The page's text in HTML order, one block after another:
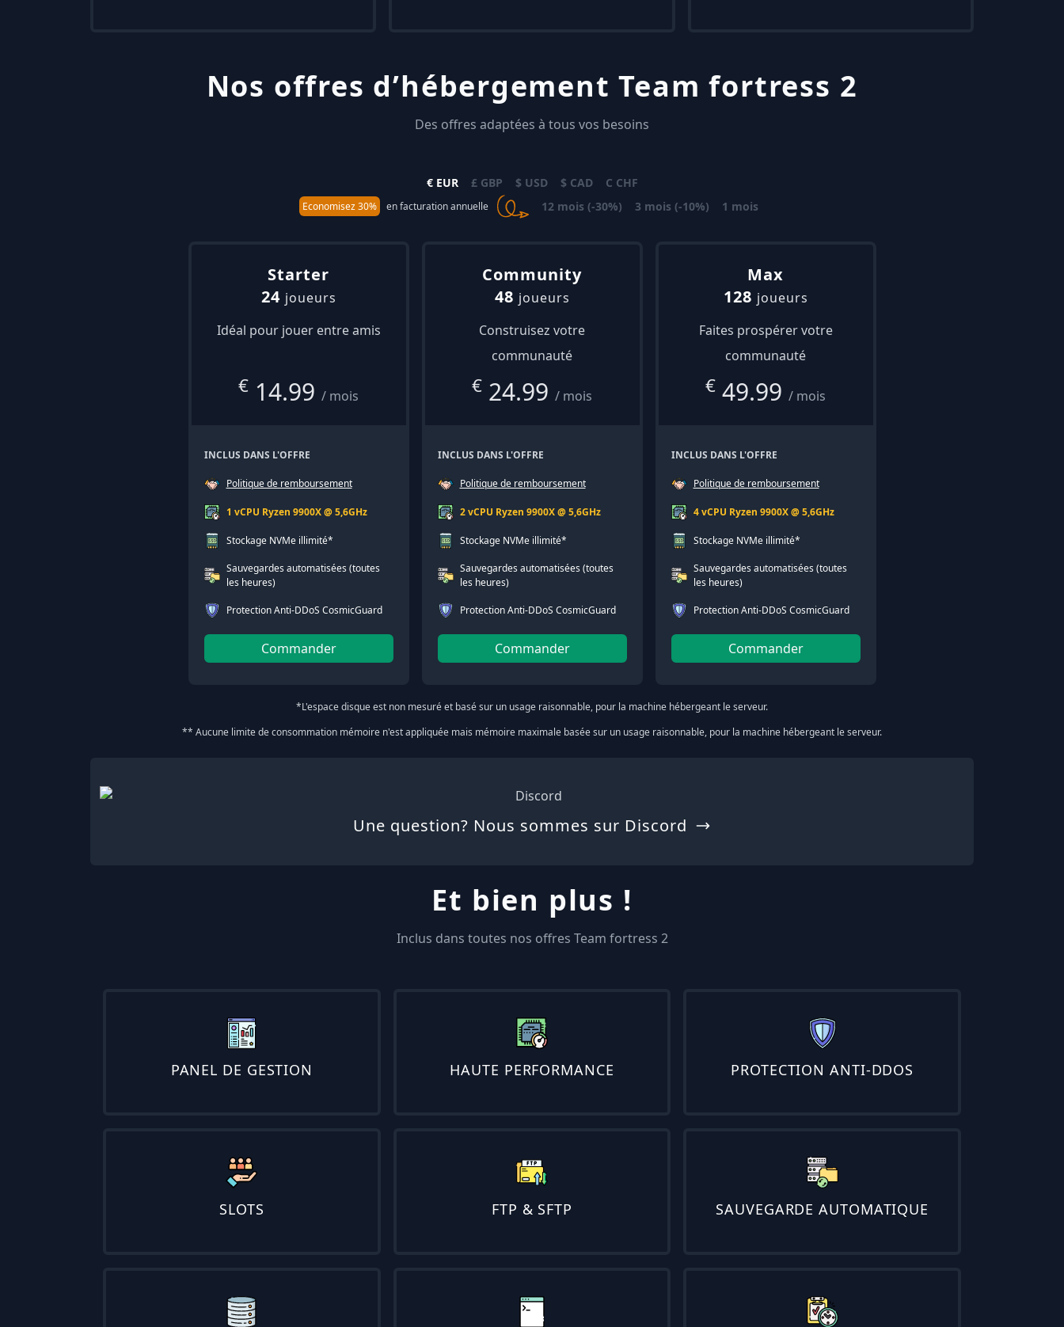
Nos offres d’hébergement Team fortress 2
Des offres adaptées à tous vos besoins
€ EUR £ GBP $ USD $ CAD C CHF
Economisez 30% en facturation annuelle 12 mois (-30%) 3 mois (-10%) 1 mois
Starter
24 joueurs
Idéal pour jouer entre amis
€ 14.99 / mois
INCLUS DANS L'OFFRE
Politique de remboursement
1 vCPU Ryzen 9900X @ 5,6GHz
Stockage NVMe illimité*
Sauvegardes automatisées (toutes
les heures)
Protection Anti-DDoS CosmicGuard
Commander
Community
48 joueurs
Construisez votre
communauté
€ 24.99 / mois
INCLUS DANS L'OFFRE
Politique de remboursement
2 vCPU Ryzen 9900X @ 5,6GHz
Stockage NVMe illimité*
Sauvegardes automatisées (toutes
les heures)
Protection Anti-DDoS CosmicGuard
Commander
Max
128 joueurs
Faites prospérer votre
communauté
€ 49.99 / mois
INCLUS DANS L'OFFRE
Politique de remboursement
4 vCPU Ryzen 9900X @ 5,6GHz
Stockage NVMe illimité*
Sauvegardes automatisées (toutes
les heures)
Protection Anti-DDoS CosmicGuard
Commander
*L'espace disque est non mesuré et basé sur un usage raisonnable, pour la machine hébergeant le serveur.
** Aucune limite de consommation mémoire n'est appliquée mais mémoire maximale basée sur un usage raisonnable, pour la machine hébergeant le serveur.
Une question? Nous sommes sur Discord
Et bien plus !
Inclus dans toutes nos offres Team fortress 2
PANEL DE GESTION HAUTE PERFORMANCE PROTECTION ANTI-DDOS
SLOTS FTP & SFTP SAUVEGARDE AUTOMATIQUE